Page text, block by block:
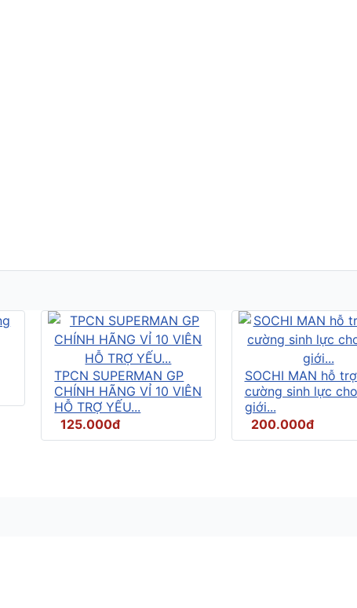
TPCN SUPERMAN GP
CHÍNH HÃNG VỈ 10 VIÊN
HỖ TRỢ YẾU...
125.000đ
SOCHI MAN hỗ
cường sinh lực
giới...
200.000đ